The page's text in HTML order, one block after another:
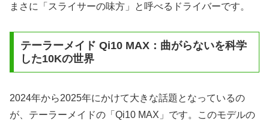
まさに「スライサーの味方」と呼べるドライバーです。
テーラーメイド Qi10 MAX：曲がらないを科学
した10Kの世界
2024年から2025年にかけて大きな話題となっているの
が、テーラーメイドの「Qi10 MAX」です。このモデルの